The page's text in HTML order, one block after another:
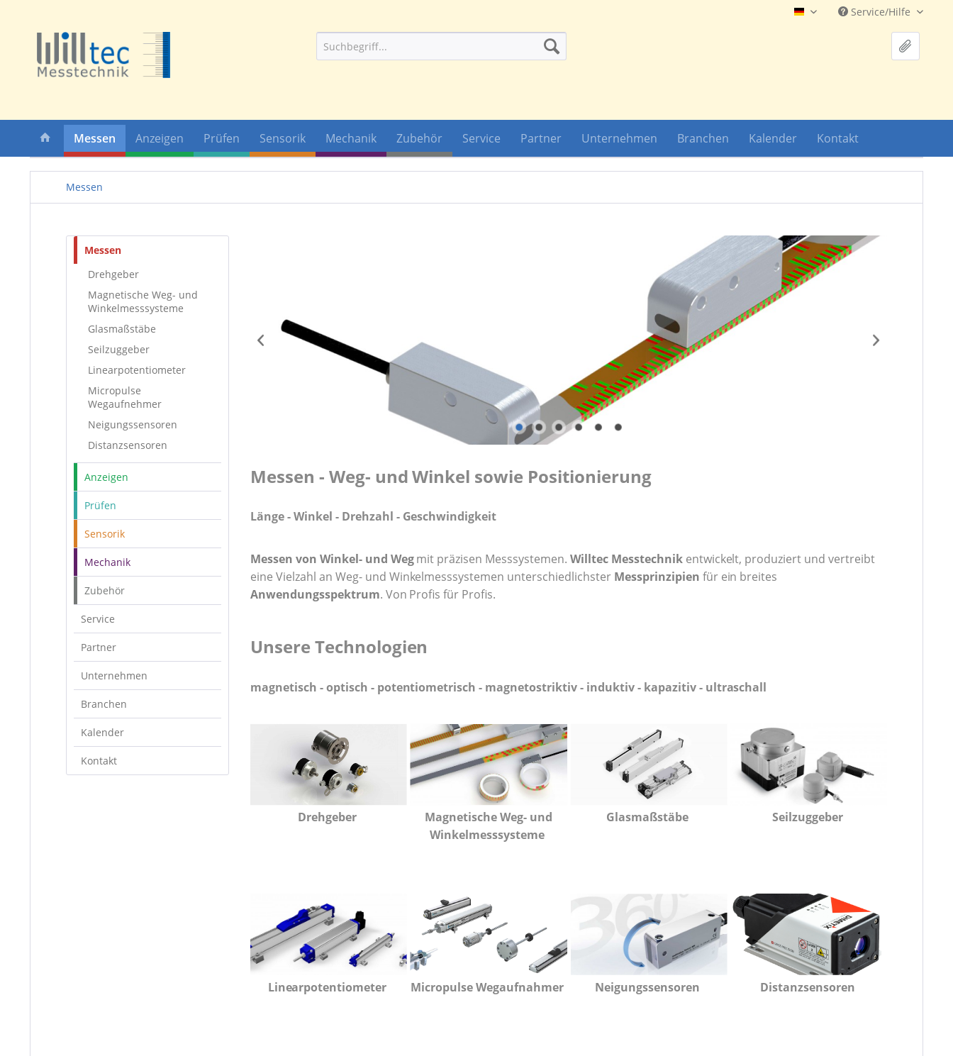
Hauptshop Deutsch
Service/Hilfe
Messen Anzeigen Prüfen Sensorik Mechanik Zubehör Service Partner Unternehmen Branchen Kalender Kontakt
Messen
Messen
Drehgeber
Magnetische Weg- und
Winkelmesssysteme
Glasmaßstäbe
Seilzuggeber
Linearpotentiometer
Micropulse
Wegaufnehmer
Neigungssensoren
Distanzsensoren
Anzeigen
Prüfen
Sensorik
Mechanik
Zubehör
Service
Partner
Unternehmen
Branchen
Kalender
Kontakt
Messen - Weg- und Winkel sowie Positionierung
Länge - Winkel - Drehzahl - Geschwindigkeit
Messen von Winkel- und Wegmit präzisen Messsystemen. Willtec Messtechnikentwickelt, produziert und vertreibt
eine Vielzahl an Weg- und Winkelmesssystemen unterschiedlichster Messprinzipien für ein breites
Anwendungsspektrum. Von Profis für Profis.
Drehgeber Magnetische Weg- und
Winkelmesssysteme
Seilzuggeber
Glasmaßstäbe
Linearpotentiometer Micropulse Wegaufnahmer Neigungssensoren Distanzsensoren
Unsere Technologien
magnetisch - optisch - potentiometrisch - magnetostriktiv - induktiv - kapazitiv - ultraschall